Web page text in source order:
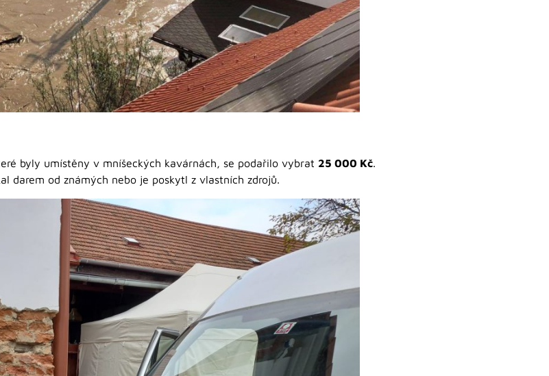
byly umístěny v mníšeckých kavárnách, se podařilo vybrat 25 000 Kč.
darem od známých nebo je poskytl z vlastních zdrojů.